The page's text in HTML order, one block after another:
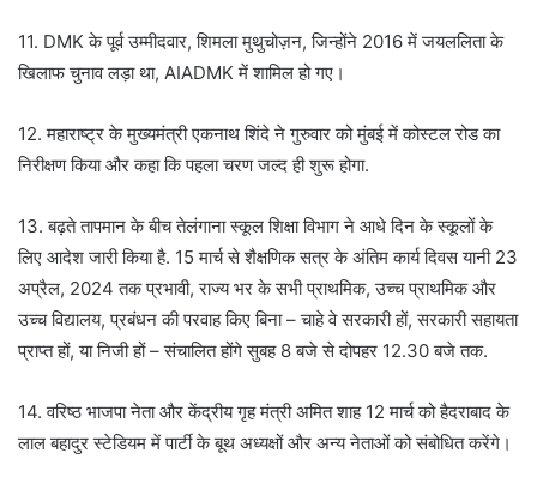
11. DMK के पूर्व उम्मीदवार, शिमला मुथुचोज़न, जिन्होंने 2016 में जयललिता के
खिलाफ चुनाव लड़ा था, AIADMK में शामिल हो गए।
12. महाराष्ट्र के मुख्यमंत्री एकनाथ शिंदे ने गुरुवार को मुंबई में कोस्टल रोड का
निरीक्षण किया और कहा कि पहला चरण जल्द ही शुरू होगा.
13. बढ़ते तापमान के बीच तेलंगाना स्कूल शिक्षा विभाग ने आधे दिन के स्कूलों के
लिए आदेश जारी किया है. 15 मार्च से शैक्षणिक सत्र के अंतिम कार्य दिवस यानी 23
अप्रैल, 2024 तक प्रभावी, राज्य भर के सभी प्राथमिक, उच्च प्राथमिक और
उच्च विद्यालय, प्रबंधन की परवाह किए बिना – चाहे वे सरकारी हों, सरकारी सहायता
प्राप्त हों, या निजी हों – संचालित होंगे सुबह 8 बजे से दोपहर 12.30 बजे तक.
14. वरिष्ठ भाजपा नेता और केंद्रीय गृह मंत्री अमित शाह 12 मार्च को हैदराबाद के
लाल बहादुर स्टेडियम में पार्टी के बूथ अध्यक्षों और अन्य नेताओं को संबोधित करेंगे।